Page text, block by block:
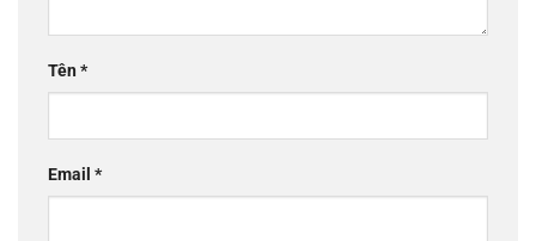
Tên*
Email *